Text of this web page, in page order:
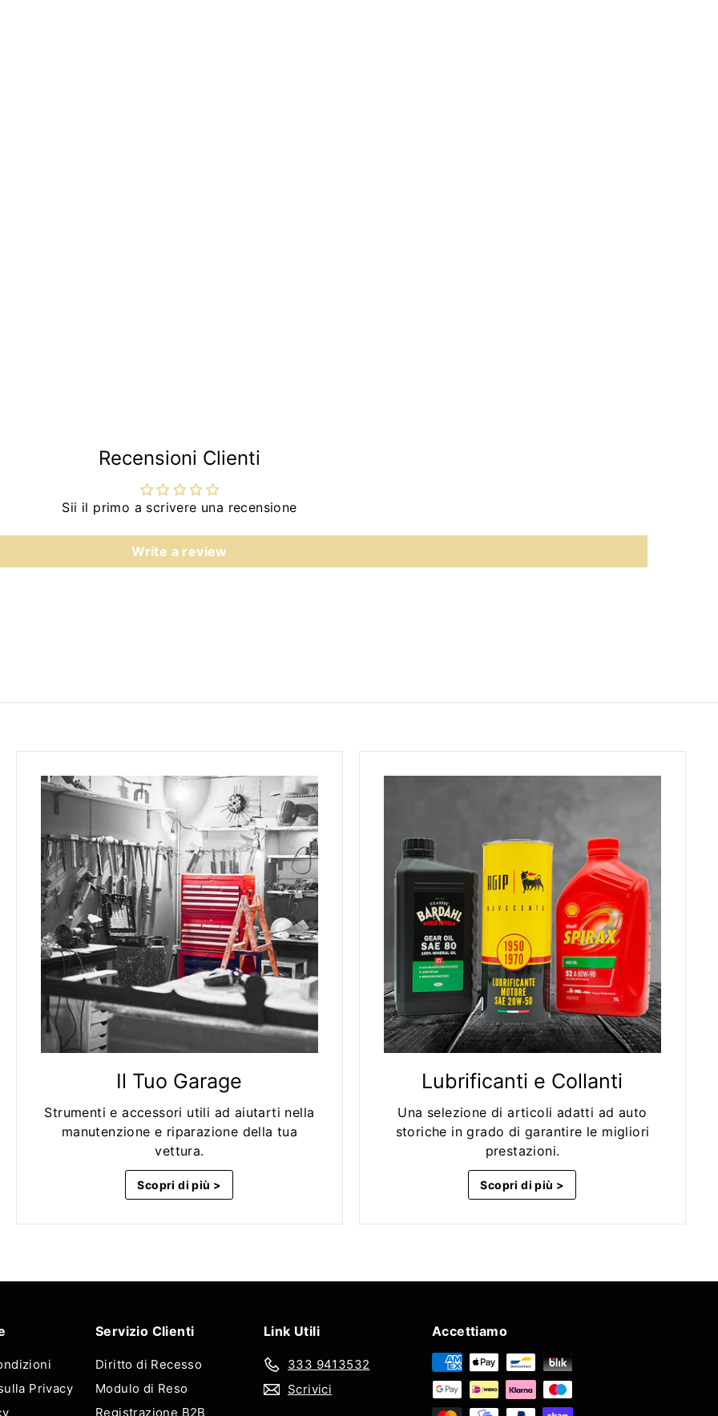
Recensioni Clienti
Sii il primo a scrivere una recensione
Write a review
Il Tuo Garage
Strumenti e accessori utili ad aiutarti nella
manutenzione e riparazione della tua
vettura.
Scopri di più >
Lubrificanti e Collanti
Una selezione di articoli adatti ad auto
storiche in grado di garantire le migliori
prestazioni.
Scopri di più >
Privacy
Servizio Clienti
Diritto di Recesso
Modulo di Reso
Registrazione B2B
Link Utili
333 9413532
Scrivici
Accettiamo